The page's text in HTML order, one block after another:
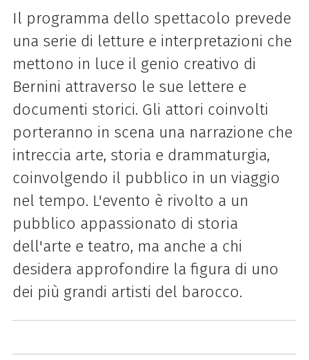
Il programma dello spettacolo prevede
una serie di letture e interpretazioni che
mettono in luce il genio creativo di
Bernini attraverso le sue lettere e
documenti storici. Gli attori coinvolti
porteranno in scena una narrazione che
intreccia arte, storia e drammaturgia,
coinvolgendo il pubblico in un viaggio
nel tempo. L'evento è rivolto a un
pubblico appassionato di storia
dell'arte e teatro, ma anche a chi
desidera approfondire la figura di uno
dei più grandi artisti del barocco.